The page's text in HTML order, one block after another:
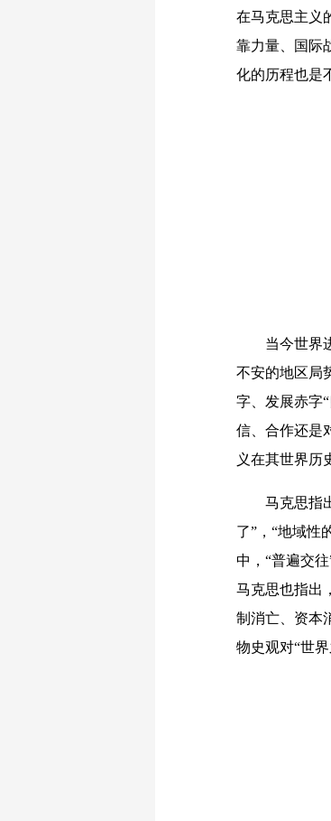
在马克思主义
靠力量、国际
化的历程也是
当今世界进
不安的地区局
字、发展赤字
信、合作还是
义在其世界历
马克思指出
了”，“地域性
中，“普遍交
马克思也指出
制消亡、资本
物史观对“世